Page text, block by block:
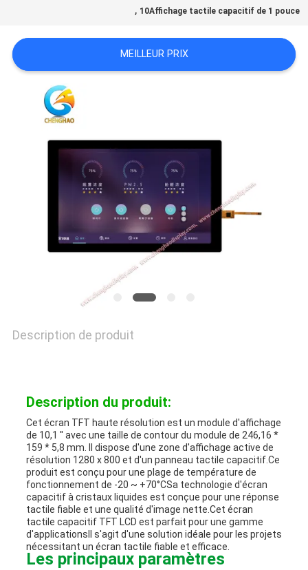
UN DEVIS
PLAN
PRIVACY
POLICY
, 10Affichage tactile capacitif de 1 pouce
MEILLEUR PRIX
Description de produit
Description du produit:
Cet écran TFT haute résolution est un module d'affichage
de 10,1 ′′ avec une taille de contour du module de 246,16 *
159 * 5,8 mm. Il dispose d'une zone d'affichage active de
résolution 1280 x 800 et d'un panneau tactile capacitif.Ce
produit est conçu pour une plage de température de
fonctionnement de -20 ~ +70°CSa technologie d'écran
capacitif à cristaux liquides est conçue pour une réponse
tactile fiable et une qualité d'image nette.Cet écran
tactile capacitif TFT LCD est parfait pour une gamme
d'applicationsIl s'agit d'une solution idéale pour les projets
nécessitant un écran tactile fiable et efficace.
Les principaux paramètres